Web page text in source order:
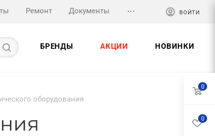
Ремонт Документы ... ВОЙТИ
БРЕНДЫ АКЦИИ НОВИНКИ
оборудования
0
0